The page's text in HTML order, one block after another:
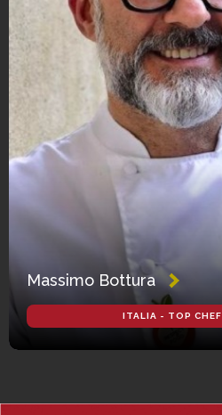
Massimo Bottura
ITALIA - TOP CHEF